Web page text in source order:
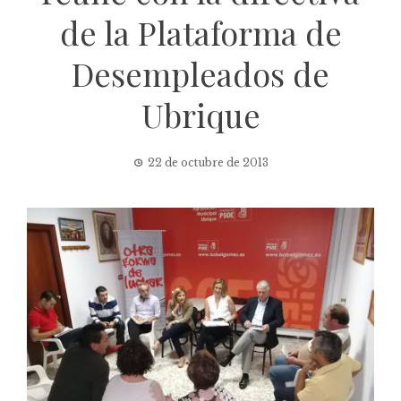
de la Plataforma de
Desempleados de
Ubrique
22 de octubre de 2013